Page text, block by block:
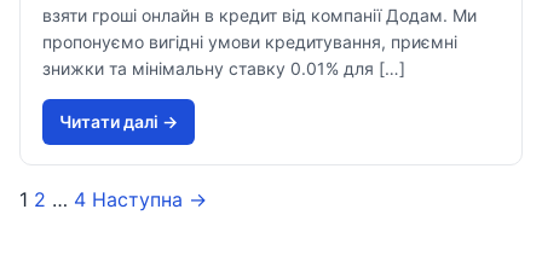
взяти гроші онлайн в кредит від компанії Додам. Ми
пропонуємо вигідні умови кредитування, приємні
знижки та мінімальну ставку 0.01% для […]
Читати далi →
1 2 … 4 Наступна →